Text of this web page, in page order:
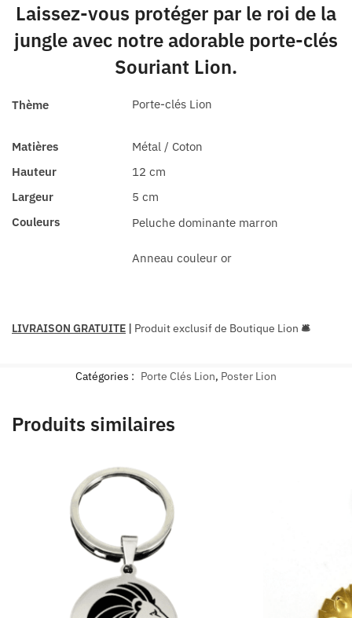
Laissez-vous protéger par le roi de la
jungle avec notre adorable porte-clés
Souriant Lion.
Thème Porte-clés Lion
Matières
Métal / Coton
Hauteur
12 cm
Largeur
5 cm
Couleurs
Peluche dominante marron
Anneau couleur or
LIVRAISON GRATUITE | Produit exclusif de Boutique Lion 🛎
Catégories : Porte Clés Lion, Poster Lion
Produits similaires